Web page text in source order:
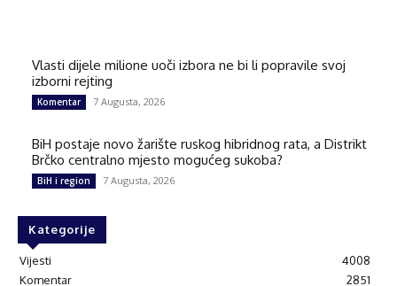
Vlasti dijele milione uoči izbora ne bi li popravile svoj
izborni rejting
Komentar 7 Augusta, 2026
BiH postaje novo žarište ruskog hibridnog rata, a Distrikt
Brčko centralno mjesto mogućeg sukoba?
BiH i region 7 Augusta, 2026
Kategorije
Vijesti
4008
Komentar
2851